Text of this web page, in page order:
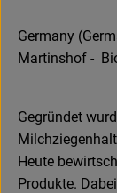
Germany
Martinshof -
Gegründet
Heute
Produkte.